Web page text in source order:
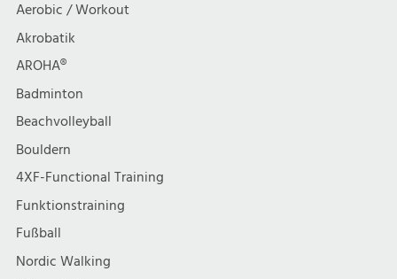
Aerobic / Workout
Akrobatik
AROHA®
Badminton
Beachvolleyball
Bouldern
4XF-Functional Training
Funktionstraining
Fußball
Nordic Walking